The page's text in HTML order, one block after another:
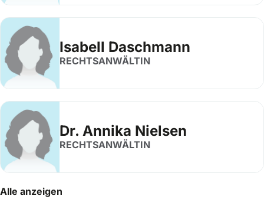
Isabell Daschmann
RECHTSANWÄLTIN
Dr. Annika Nielsen
RECHTSANWÄLTIN
Alle anzeigen